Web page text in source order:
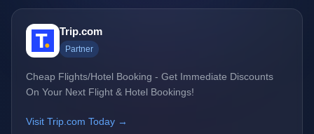
Trip.com
Partner
Cheap Flights/Hotel Booking - Get Immediate Discounts
On Your Next Flight & Hotel Bookings!
Visit Trip.com Today →